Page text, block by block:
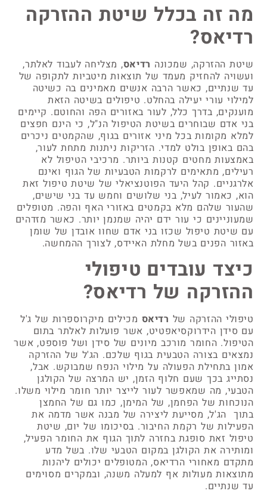
מה זה בכלל שיטת ההזרקה
רדיאס?
שיטת ההזרקה, שמכונה רדיאס, מצליחה לעבוד לאלתר,
ועשויה להחזיק מעמד של תוצאות מיטביות לתקופה של
עד שנתיים, כאשר הרבה אנשים מאמינים בה כשיטה
למילוי עורי יעילה בהחלט. טיפולים בשיטה הזאת
מוענקים, בדרך כלל, לעור באזורים הפה והחוטם. קיימים
בני אדם שבוחרים בשיטת הטיפול הנ"ל, כי הינם חפצים
למלא מקומות בכל מיני אזורים בגוף, שהקמטים ניכרים
בהם באופן בולט למדי. הזריקות ניתנות מתחת לעור,
באמצעות מחטים קטנות ביותר. מרכיבי הטיפול לא
רעילים, מתאימים לרקמות הטבעיות של הגוף ואינם
אלרגניים. קהל היעד הפוטנציאלי של שיטת טיפול זאת
הוא, כאמור לעיל, בני שלושים וחמש עד בני שישים,
שהעור שלהם מלא בקמטים באזורי האף והפה. מטופלים
שמעוניינים כי עור ידם יהיה שמנמן יותר. כאשר מזדהים
עם שיטת טיפול שכזו בני אדם שחוו אובדן של שומן
באזור הפנים בשל מחלת האיידס, לצורך ההמחשה.
כיצד עובדים טיפולי
ההזרקה של רדיאס?
טיפולי ההזרקה של רדיאס מכילים מיקרוספרות של ג'ל
עם סידן הידרוקסיאפטיט, אשר פועלות לאלתר בתום
הטיפול. החומר מורכב מיונים של סידן ושל פוספט, אשר
נמצאים בצורה הטבעית בגוף שלכם. הג'ל של ההזרקה
אמון בתחילת הפעולה על מילוי הנפח שמבוקש. אבל,
נסתייג בכך שעם חלוף הזמן, יש המרצה של הקולגן
הטבעי, מה שמאפשר לעור לייצר יותר חומר מילוי משלו.
הנוכחות של הפחמן, של המימן, כמו גם של החמצן
בתוך הג'ל, מסייעת ליצירה של מבנה אשר מדמה את
הפעילות של רקמת החיבור. בסיכומו של יום, שיטת
טיפול זאת סופגת בחזרה לתוך הגוף את החומר הפעיל,
ומותירה את הקולגן במקום הטבעי שלו. בשל מדע
מתקדם מאחורי הרדיאס, המטופלים יכולים ליהנות
מתוצאות מעולות אף למעלה משנה, ובמקרים מסוימים
עד שנתיים.